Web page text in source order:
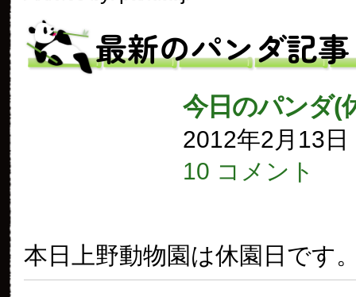
最新のパンダ記事
今日のパンダ(
2012年2月13日
10 コメント
本日上野動物園は休園日です